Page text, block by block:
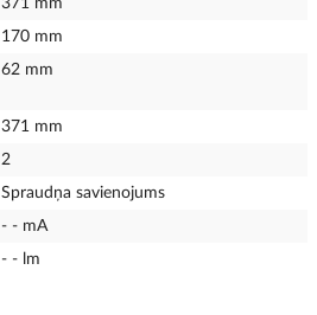
170 mm
62 mm
371 mm
2
Spraudņa savienojums
- - mA
- - lm